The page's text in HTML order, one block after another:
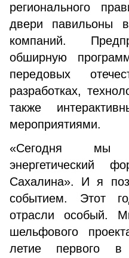
регионального
двери павильоны
компаний.
обширную
передовых
разработках,
также
мероприятиями.
«Сегодня мы
энергетический
Сахалина». И я
событием. Этот
отрасли особый.
шельфового
летие первого